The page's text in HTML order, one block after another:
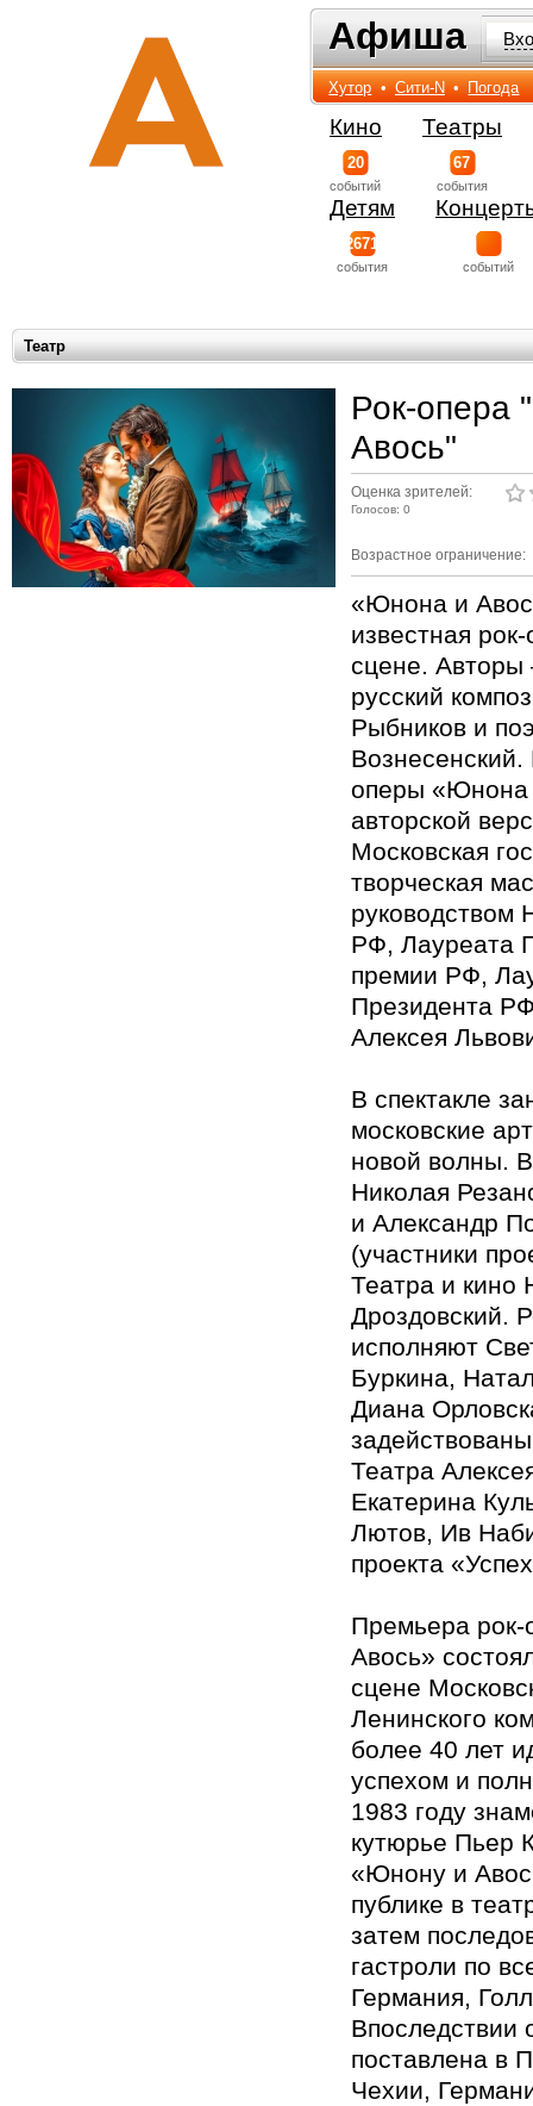
Афиша
Афиша
Хутор • Сити-N • Погода
Кино
20
событий
Театры
67
события
Детям
2671
события событий
Театр
Рок-опера
Авось"
Оценка зрителей:
Голосов: 0
Возрастное ограничение:
«Юнона и
известная
сцене.
русский
Рыбников и
Вознесенский.
оперы «Юнона
авторской
Московская
творческая
руководством
РФ, Лауреата
премии РФ,
Президента
Алексея
В спектакле
московские
новой волны.
Николая
и Александр
(участники
Театра и кино
Дроздовский.
исполняют
Буркина,
Диана
Театра
Екатерина
Лютов, Ив
проекта
Премьера
Авось»
сцене
Ленинского
более 40 лет
успехом и
1983 году
кутюрье Пьер
«Юнону и
публике в
затем
гастроли по
Германия,
Впоследствии
поставлена в
Чехии,